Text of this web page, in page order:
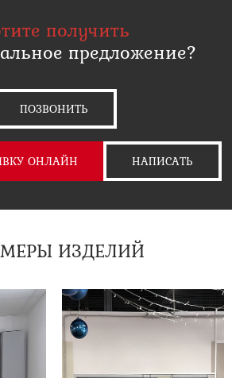
получить
предложение?
ПОЗВОНИТЬ
ОНЛАЙН НАПИСАТЬ
ИЗДЕЛИЙ